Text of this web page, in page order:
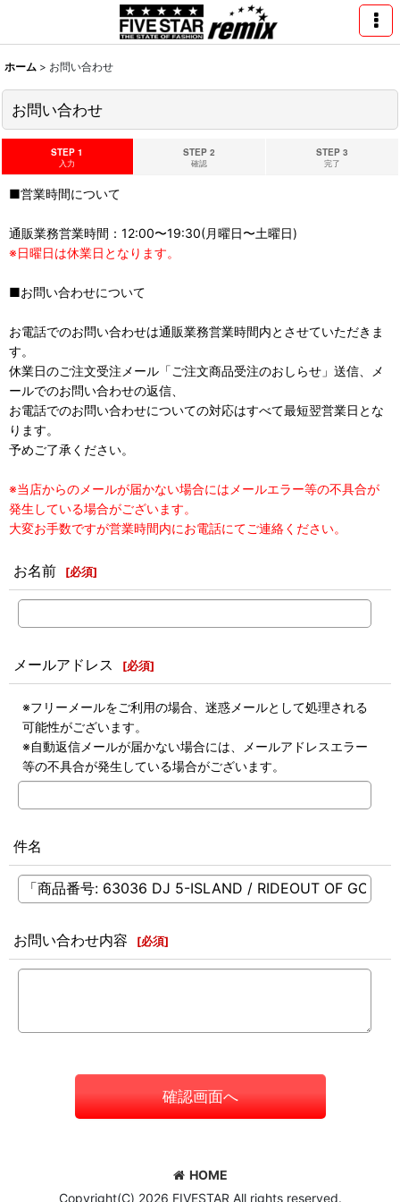
ホーム > お問い合わせ
お問い合わせ
STEP 1
入力
STEP 2
確認
STEP 3
完了
■営業時間について
通販業務営業時間：12:00〜19:30(月曜日〜土曜日)
※日曜日は休業日となります。
■お問い合わせについて
お電話でのお問い合わせは通販業務営業時間内とさせていただきま
す。
休業日のご注文受注メール「ご注文商品受注のおしらせ」送信、メ
ールでのお問い合わせの返信、
お電話でのお問い合わせについての対応はすべて最短翌営業日とな
ります。
予めご了承ください。
※当店からのメールが届かない場合にはメールエラー等の不具合が
発生している場合がございます。
大変お手数ですが営業時間内にお電話にてご連絡ください。
お名前 [必須]
メールアドレス [必須]
※フリーメールをご利用の場合、迷惑メールとして処理される
可能性がございます。
※自動返信メールが届かない場合には、メールアドレスエラー
等の不具合が発生している場合がございます。
件名
お問い合わせ内容 [必須]
確認画面へ
HOME
Copyright(C) 2026 FIVESTAR All rights reserved.